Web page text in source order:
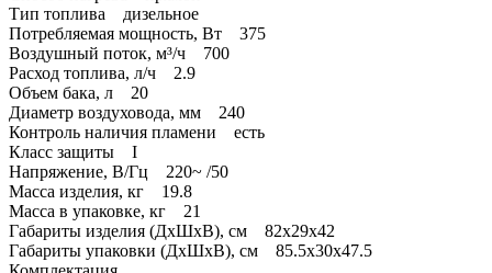
Тип топлива дизельное
Потребляемая мощность, Вт 375
Воздушный поток, м³/ч 700
Расход топлива, л/ч 2.9
Объем бака, л 20
Диаметр воздуховода, мм 240
Контроль наличия пламени есть
Класс защиты I
Напряжение, В/Гц 220~ /50
Масса изделия, кг 19.8
Масса в упаковке, кг 21
Габариты изделия (ДхШхВ), см 82х29х42
Габариты упаковки (ДхШхВ), см 85.5х30х47.5